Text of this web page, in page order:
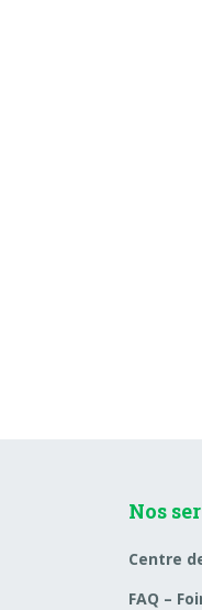
Nos
Centre
FAQ –